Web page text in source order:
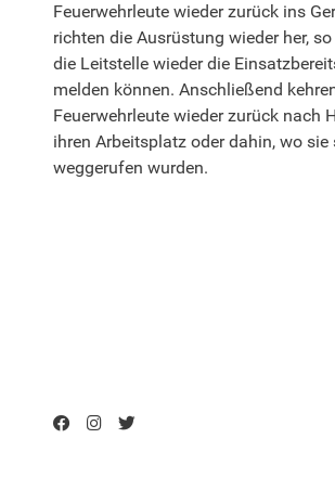
Feuerwehrleute wieder zurück ins
richten die Ausrüstung wieder her,
die Leitstelle wieder die
melden können. Anschließend
Feuerwehrleute wieder zurück nach
ihren Arbeitsplatz oder dahin, wo
weggerufen wurden.